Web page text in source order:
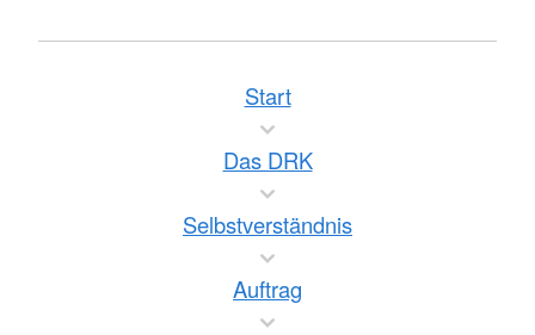
Start
Das DRK
Selbstverständnis
Auftrag